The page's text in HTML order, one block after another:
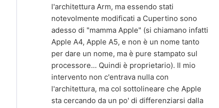
l'architettura Arm, ma essendo stati
notevolmente modificati a Cupertino sono
adesso di "mamma Apple" (si chiamano infatti
Apple A4, Apple A5, e non è un nome tanto
per dare un nome, ma è pure stampato sul
processore... Quindi è proprietario). Il mio
intervento non c'entrava nulla con
l'architettura, ma col sottolineare che Apple
sta cercando da un po' di differenziarsi dalla